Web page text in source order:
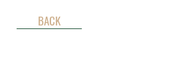
BACK